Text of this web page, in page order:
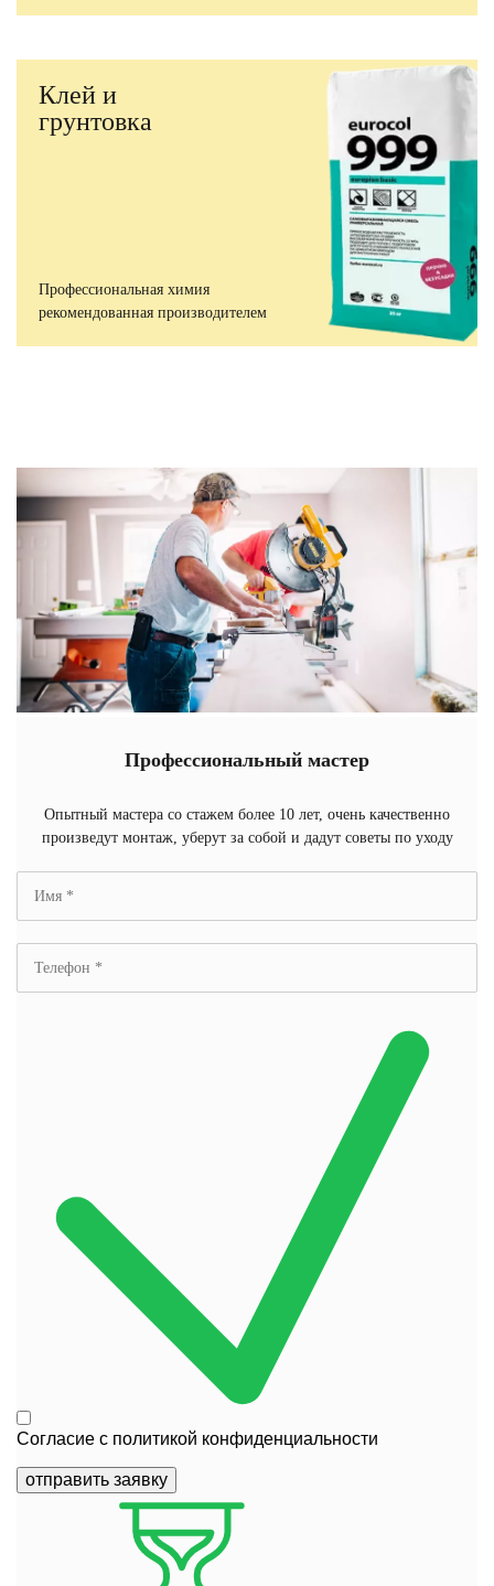
Клей и
грунтовка
Профессиональная химия
рекомендованная производителем
Профессиональный мастер
Опытный мастера со стажем более 10 лет, очень качественно
произведут монтаж, уберут за собой и дадут советы по уходу
Согласие с политикой конфиденциальности
отправить заявку